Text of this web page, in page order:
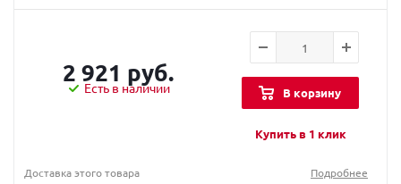
2 921 руб.
Есть в наличии В корзину
Купить в 1 клик
Доставка этого товара
Подробнее